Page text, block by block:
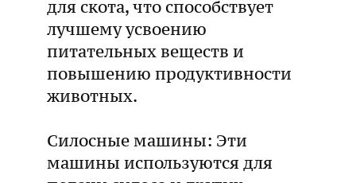
для скота, что способствует
лучшему усвоению
питательных веществ и
повышению продуктивности
животных.
Силосные машины: Эти
машины используются для